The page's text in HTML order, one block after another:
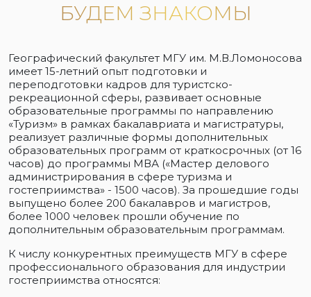
БУДЕМ ЗНАКОМЫ
Географический факультет МГУ им. М.В.Ломоносова
имеет 15-летний опыт подготовки и
переподготовки кадров для туристско-
рекреационной сферы, развивает основные
образовательные программы по направлению
«Туризм» в рамках бакалавриата и магистратуры,
реализует различные формы дополнительных
образовательных программ от краткосрочных (от 16
часов) до программы МВА («Мастер делового
администрирования в сфере туризма и
гостеприимства» - 1500 часов). За прошедшие годы
выпущено более 200 бакалавров и магистров,
более 1000 человек прошли обучение по
дополнительным образовательным программам.
К числу конкурентных преимуществ МГУ в сфере
профессионального образования для индустрии
гостеприимства относятся: